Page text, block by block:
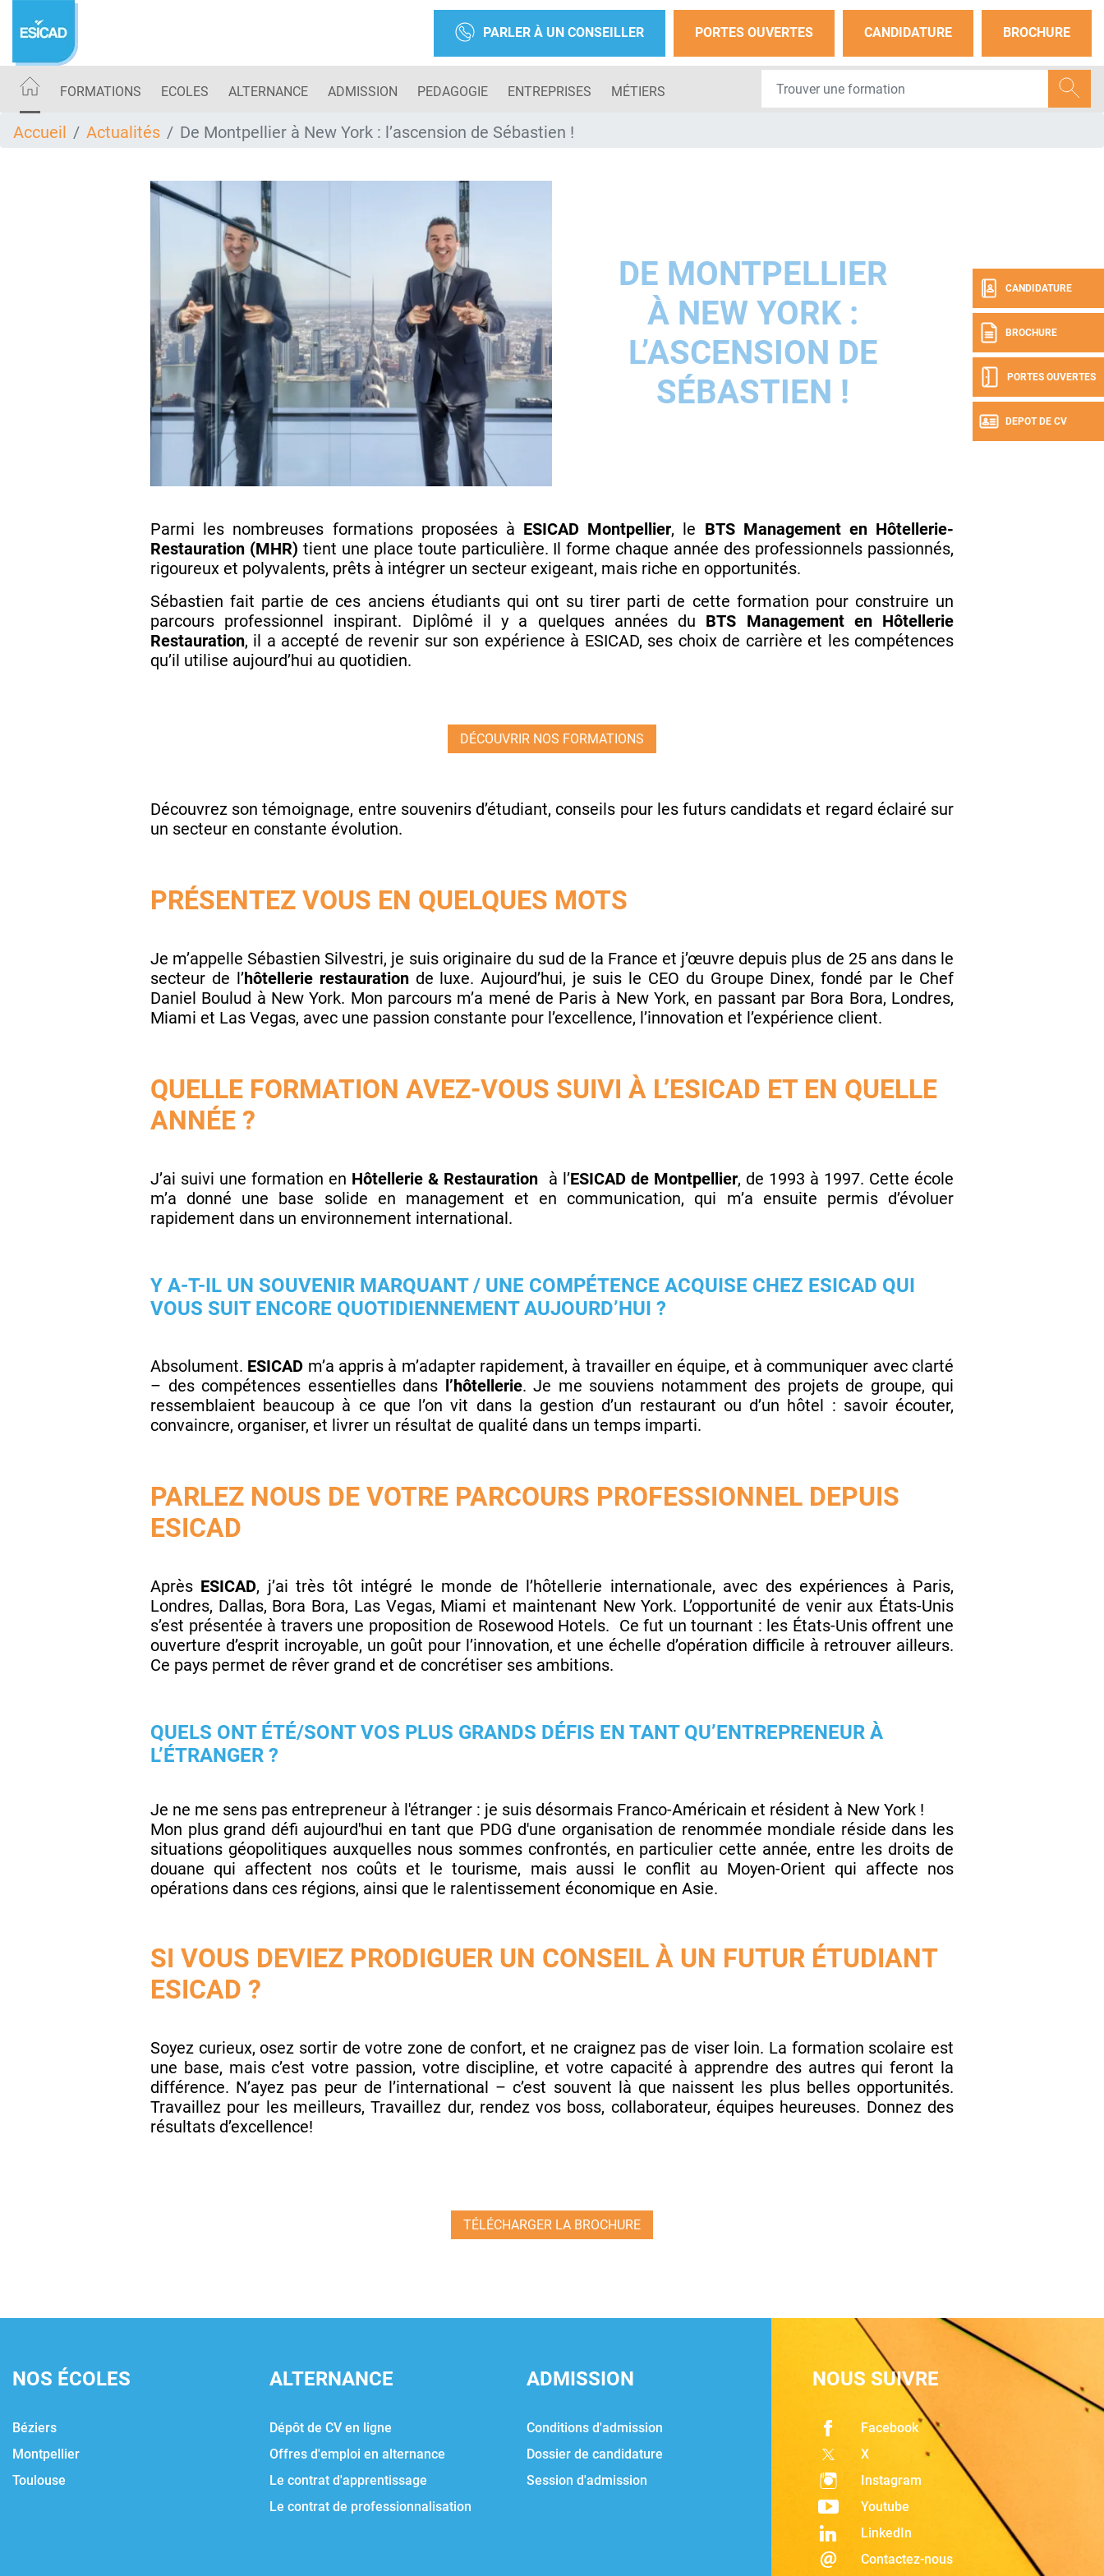
contenu
PARLER À UN CONSEILLER PORTES OUVERTES CANDIDATURE BROCHURE
FORMATIONS ECOLES ALTERNANCE ADMISSION PEDAGOGIE ENTREPRISES MÉTIERS
CANDIDATURE
BROCHURE
PORTES OUVERTES
DEPOT DE CV
Accueil Actualités De Montpellier à New York : l’ascension de Sébastien !
DE MONTPELLIER
À NEW YORK :
L’ASCENSION DE
SÉBASTIEN !
Parmi les nombreuses formations proposées à ESICAD Montpellier, le BTS Management en Hôtellerie-
Restauration (MHR) tient une place toute particulière. Il forme chaque année des professionnels passionnés,
rigoureux et polyvalents, prêts à intégrer un secteur exigeant, mais riche en opportunités.
Sébastien fait partie de ces anciens étudiants qui ont su tirer parti de cette formation pour construire un
parcours professionnel inspirant. Diplômé il y a quelques années du BTS Management en Hôtellerie
Restauration, il a accepté de revenir sur son expérience à ESICAD, ses choix de carrière et les compétences
qu’il utilise aujourd’hui au quotidien.
DÉCOUVRIR NOS FORMATIONS
Découvrez son témoignage, entre souvenirs d’étudiant, conseils pour les futurs candidats et regard éclairé sur
un secteur en constante évolution.
PRÉSENTEZ VOUS EN QUELQUES MOTS
Je m’appelle Sébastien Silvestri, je suis originaire du sud de la France et j’œuvre depuis plus de 25 ans dans le
secteur de l’hôtellerie restaurationde luxe. Aujourd’hui, je suis le CEO du Groupe Dinex, fondé par le Chef
Daniel Boulud à New York. Mon parcours m’a mené de Paris à New York, en passant par Bora Bora, Londres,
Miami et Las Vegas, avec une passion constante pour l’excellence, l’innovation et l’expérience client.
QUELLE FORMATION AVEZ-VOUS SUIVI À L’ESICAD ET EN QUELLE
ANNÉE ?
J’ai suivi une formation en Hôtellerie & Restauration à l’ESICAD de Montpellier, de 1993 à 1997. Cette école
m’a donné une base solide en management et en communication, qui m’a ensuite permis d’évoluer
rapidement dans un environnement international.
Y A-T-IL UN SOUVENIR MARQUANT / UNE COMPÉTENCE ACQUISE CHEZ ESICAD QUI
VOUS SUIT ENCORE QUOTIDIENNEMENT AUJOURD’HUI ?
Absolument. ESICAD m’a appris à m’adapter rapidement, à travailler en équipe, et à communiquer avec clarté
– des compétences essentielles dans l’hôtellerie. Je me souviens notamment des projets de groupe, qui
ressemblaient beaucoup à ce que l’on vit dans la gestion d’un restaurant ou d’un hôtel : savoir écouter,
convaincre, organiser, et livrer un résultat de qualité dans un temps imparti.
PARLEZ NOUS DE VOTRE PARCOURS PROFESSIONNEL DEPUIS
ESICAD
Après ESICAD, j’ai très tôt intégré le monde de l’hôtellerie internationale, avec des expériences à Paris,
Londres, Dallas, Bora Bora, Las Vegas, Miami et maintenant New York. L’opportunité de venir aux États-Unis
s’est présentée à travers une proposition de Rosewood Hotels. Ce fut un tournant : les États-Unis offrent une
ouverture d’esprit incroyable, un goût pour l’innovation, et une échelle d’opération difficile à retrouver ailleurs.
Ce pays permet de rêver grand et de concrétiser ses ambitions.
QUELS ONT ÉTÉ/SONT VOS PLUS GRANDS DÉFIS EN TANT QU’ENTREPRENEUR À
L’ÉTRANGER ?
Je ne me sens pas entrepreneur à l'étranger : je suis désormais Franco-Américain et résident à New York !
Mon plus grand défi aujourd'hui en tant que PDG d'une organisation de renommée mondiale réside dans les
situations géopolitiques auxquelles nous sommes confrontés, en particulier cette année, entre les droits de
douane qui affectent nos coûts et le tourisme, mais aussi le conflit au Moyen-Orient qui affecte nos
opérations dans ces régions, ainsi que le ralentissement économique en Asie.
SI VOUS DEVIEZ PRODIGUER UN CONSEIL À UN FUTUR ÉTUDIANT
ESICAD ?
Soyez curieux, osez sortir de votre zone de confort, et ne craignez pas de viser loin. La formation scolaire est
une base, mais c’est votre passion, votre discipline, et votre capacité à apprendre des autres qui feront la
différence. N’ayez pas peur de l’international – c’est souvent là que naissent les plus belles opportunités.
Travaillez pour les meilleurs, Travaillez dur, rendez vos boss, collaborateur, équipes heureuses. Donnez des
résultats d’excellence!
TÉLÉCHARGER LA BROCHURE
NOS ÉCOLES
Béziers
Montpellier
Toulouse
ALTERNANCE
Dépôt de CV en ligne
Offres d'emploi en alternance
Le contrat d'apprentissage
Le contrat de professionnalisation
ADMISSION
Conditions d'admission
Dossier de candidature
Session d'admission
NOUS SUIVRE
Facebook
X
Instagram
Youtube
LinkedIn
Contactez-nous